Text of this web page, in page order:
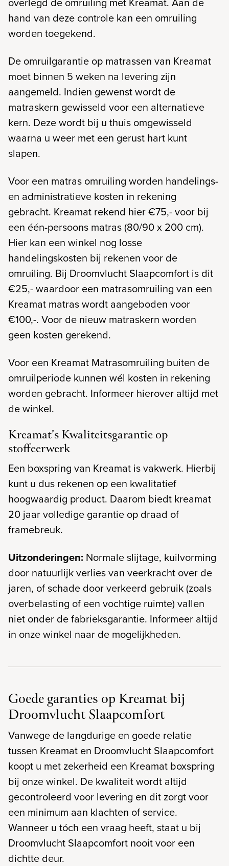
hand van deze controle kan een omruiling
worden toegekend.
De omruilgarantie op matrassen van Kreamat
moet binnen 5 weken na levering zijn
aangemeld. Indien gewenst wordt de
matraskern gewisseld voor een alternatieve
kern. Deze wordt bij u thuis omgewisseld
waarna u weer met een gerust hart kunt
slapen.
Voor een matras omruiling worden handelings-
en administratieve kosten in rekening
gebracht. Kreamat rekend hier €75,- voor bij
een één-persoons matras (80/90 x 200 cm).
Hier kan een winkel nog losse
handelingskosten bij rekenen voor de
omruiling. Bij Droomvlucht Slaapcomfort is dit
€25,- waardoor een matrasomruiling van een
Kreamat matras wordt aangeboden voor
€100,-. Voor de nieuw matraskern worden
geen kosten gerekend.
Voor een Kreamat Matrasomruiling buiten de
omruilperiode kunnen wél kosten in rekening
worden gebracht. Informeer hierover altijd met
de winkel.
Kreamat's Kwaliteitsgarantie op
stoffeerwerk
Een boxspring van Kreamat is vakwerk. Hierbij
kunt u dus rekenen op een kwalitatief
hoogwaardig product. Daarom biedt kreamat
20 jaar volledige garantie op draad of
framebreuk.
Uitzonderingen: Normale slijtage, kuilvorming
door natuurlijk verlies van veerkracht over de
jaren, of schade door verkeerd gebruik (zoals
overbelasting of een vochtige ruimte) vallen
niet onder de fabrieksgarantie. Informeer altijd
in onze winkel naar de mogelijkheden.
Goede garanties op Kreamat bij
Droomvlucht Slaapcomfort
Vanwege de langdurige en goede relatie
tussen Kreamat en Droomvlucht Slaapcomfort
koopt u met zekerheid een Kreamat boxspring
bij onze winkel. De kwaliteit wordt altijd
gecontroleerd voor levering en dit zorgt voor
een minimum aan klachten of service.
Wanneer u tóch een vraag heeft, staat u bij
Droomvlucht Slaapcomfort nooit voor een
dichtte deur.